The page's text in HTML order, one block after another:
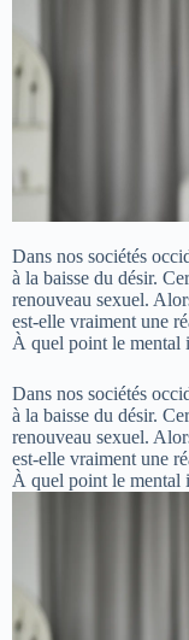
Dans nos sociétés
à la baisse du désir.
renouveau sexuel.
est-elle vraiment une
À quel point le mental
Dans nos sociétés
à la baisse du désir.
renouveau sexuel.
est-elle vraiment une
À quel point le mental